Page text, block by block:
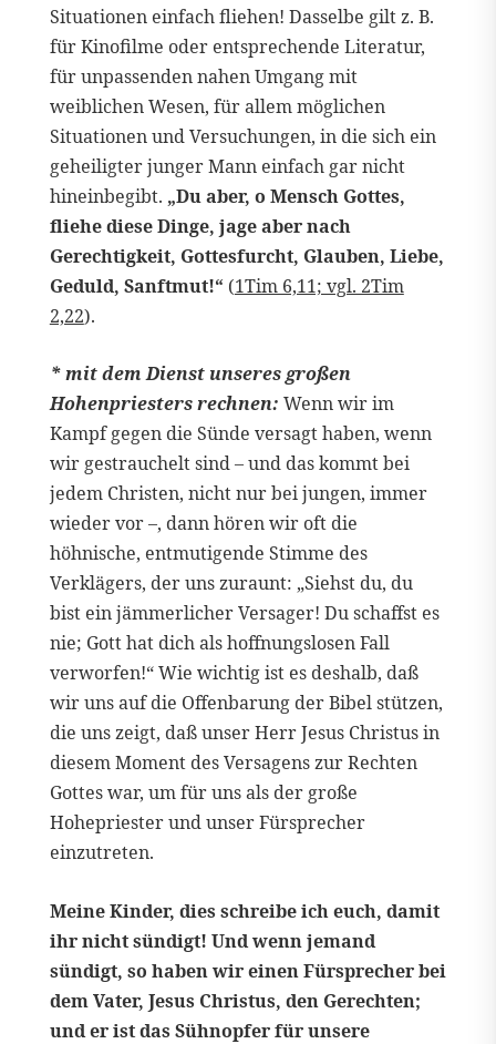
Situationen einfach fliehen! Dasselbe gilt z. B.
für Kinofilme oder entsprechende Literatur,
für unpassenden nahen Umgang mit
weiblichen Wesen, für allem möglichen
Situationen und Versuchungen, in die sich ein
geheiligter junger Mann einfach gar nicht
hineinbegibt. „Du aber, o Mensch Gottes,
fliehe diese Dinge, jage aber nach
Gerechtigkeit, Gottesfurcht, Glauben, Liebe,
Geduld, Sanftmut!“ (1Tim 6,11; vgl. 2Tim
2,22).
* mit dem Dienst unseres großen
Hohenpriesters rechnen: Wenn wir im
Kampf gegen die Sünde versagt haben, wenn
wir gestrauchelt sind – und das kommt bei
jedem Christen, nicht nur bei jungen, immer
wieder vor –, dann hören wir oft die
höhnische, entmutigende Stimme des
Verklägers, der uns zuraunt: „Siehst du, du
bist ein jämmerlicher Versager! Du schaffst es
nie; Gott hat dich als hoffnungslosen Fall
verworfen!“ Wie wichtig ist es deshalb, daß
wir uns auf die Offenbarung der Bibel stützen,
die uns zeigt, daß unser Herr Jesus Christus in
diesem Moment des Versagens zur Rechten
Gottes war, um für uns als der große
Hohepriester und unser Fürsprecher
einzutreten.
Meine Kinder, dies schreibe ich euch, damit
ihr nicht sündigt! Und wenn jemand
sündigt, so haben wir einen Fürsprecher bei
dem Vater, Jesus Christus, den Gerechten;
und er ist das Sühnopfer für unsere